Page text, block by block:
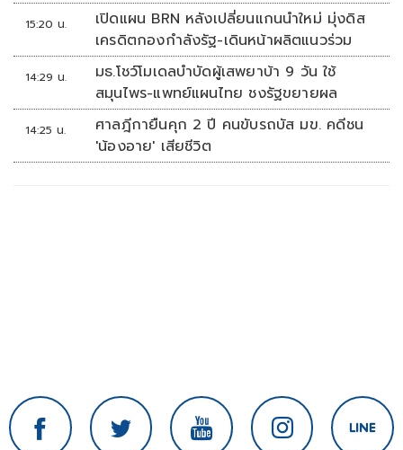
15:20 น.
เปิดแผน BRN หลังเปลี่ยนแกนนำใหม่ มุ่งดิส
เครดิตกองกำลังรัฐ-เดินหน้าผลิตแนวร่วม
14:29 น.
มธ.โชว์โมเดลบำบัดผู้เสพยาบ้า 9 วัน ใช้
สมุนไพร-แพทย์แผนไทย ชงรัฐขยายผล
14:25 น.
ศาลฎีกายืนคุก 2 ปี คนขับรถบัส มข. คดีชน
'น้องอาย' เสียชีวิต